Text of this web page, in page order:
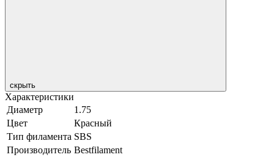
скрыть
Характеристики
Диаметр
1.75
Цвет
Красный
Тип филамента SBS
Производитель Bestfilament